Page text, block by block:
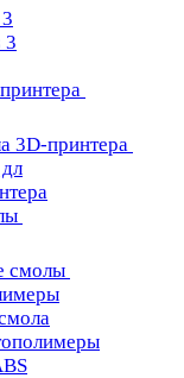
3
3D-принтера
смолы